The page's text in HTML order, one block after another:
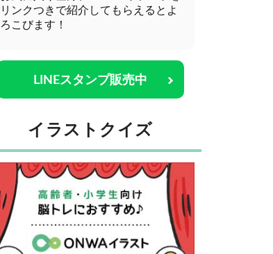
リンクつきで紹介してもらえるとよ
ろこびます！
LINEスタンプ販売中
イラストクイズ